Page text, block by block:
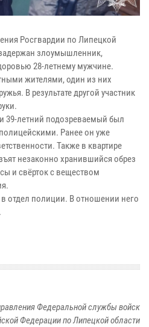
Росгвардии по Липецкой
злоумышленник,
28-летнему мужчине.
жителями, один из них
В результате другой участник
39-летний подозреваемый был
Ранее он уже
Также в квартире
незаконно хранившийся обрез
и свёрток с веществом
отдел полиции. В отношении него
Федеральной службы войск
Федерации по Липецкой области